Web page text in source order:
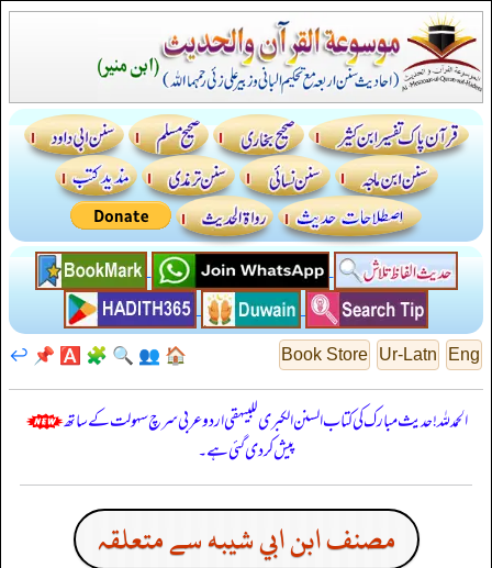
Eng
Ur-Latn
Book Store
🏠
👥
🔍
🧩
🅰️
📌
↩️
الحمدللہ! حدیث مبارک کی کتاب السنن الكبرى للبيهقي اردو عربی سرچ سہولت کے ساتھ
پیش کر دی گئی ہے۔
مصنف ابن ابي شيبه سے متعلقہ